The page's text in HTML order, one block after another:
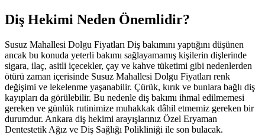
Diş Hekimi Neden Önemlidir?
Susuz Mahallesi Dolgu Fiyatları Diş bakımını yaptığını düşünen
ancak bu konuda yeterli bakımı sağlayamamış kişilerin dişlerinde
sigara, ilaç, asitli içecekler, çay ve kahve tüketimi gibi nedenlerden
ötürü zaman içerisinde Susuz Mahallesi Dolgu Fiyatları renk
değişimi ve lekelenme yaşanabilir. Çürük, kırık ve bunlara bağlı diş
kayıpları da görülebilir. Bu nedenle diş bakımı ihmal edilmemesi
gereken ve günlük rutinimize muhakkak dâhil etmemiz gereken bir
durumdur. Ankara diş hekimi arayışlarınız Özel Eryaman
Dentestetik Ağız ve Diş Sağlığı Polikliniği ile son bulacak.